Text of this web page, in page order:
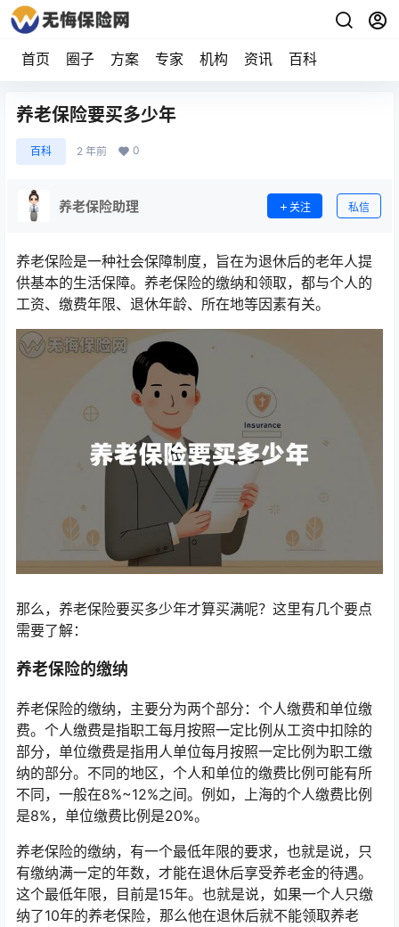
首页 圈子 方案 专家 机构 资讯 百科
养老保险要买多少年
百科 2 年前 0
养老保险助理 关注 私信
养老保险是一种社会保障制度，旨在为退休后的老年人提
供基本的生活保障。养老保险的缴纳和领取，都与个人的
工资、缴费年限、退休年龄、所在地等因素有关。
那么，养老保险要买多少年才算买满呢？这里有几个要点
需要了解：
养老保险的缴纳
养老保险的缴纳，主要分为两个部分：个人缴费和单位缴
费。个人缴费是指职工每月按照一定比例从工资中扣除的
部分，单位缴费是指用人单位每月按照一定比例为职工缴
纳的部分。不同的地区，个人和单位的缴费比例可能有所
不同，一般在8%~12%之间。例如，上海的个人缴费比例
是8%，单位缴费比例是20%。
养老保险的缴纳，有一个最低年限的要求，也就是说，只
有缴纳满一定的年数，才能在退休后享受养老金的待遇。
这个最低年限，目前是15年。也就是说，如果一个人只缴
纳了10年的养老保险，那么他在退休后就不能领取养老